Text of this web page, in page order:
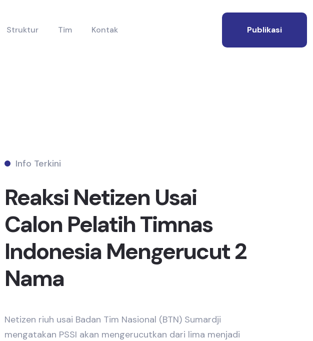
Struktur Tim Kontak Publikasi
Info Terkini
Reaksi Netizen Usai
Calon Pelatih Timnas
Indonesia Mengerucut 2
Nama
Netizen riuh usai Badan Tim Nasional (BTN) Sumardji
mengatakan PSSI akan mengerucutkan dari lima menjadi